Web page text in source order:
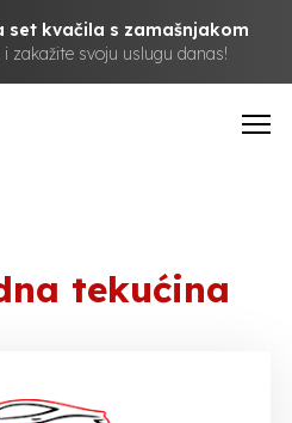
set kvačila s zamašnjakom
zakažite svoju uslugu danas!
tekućina